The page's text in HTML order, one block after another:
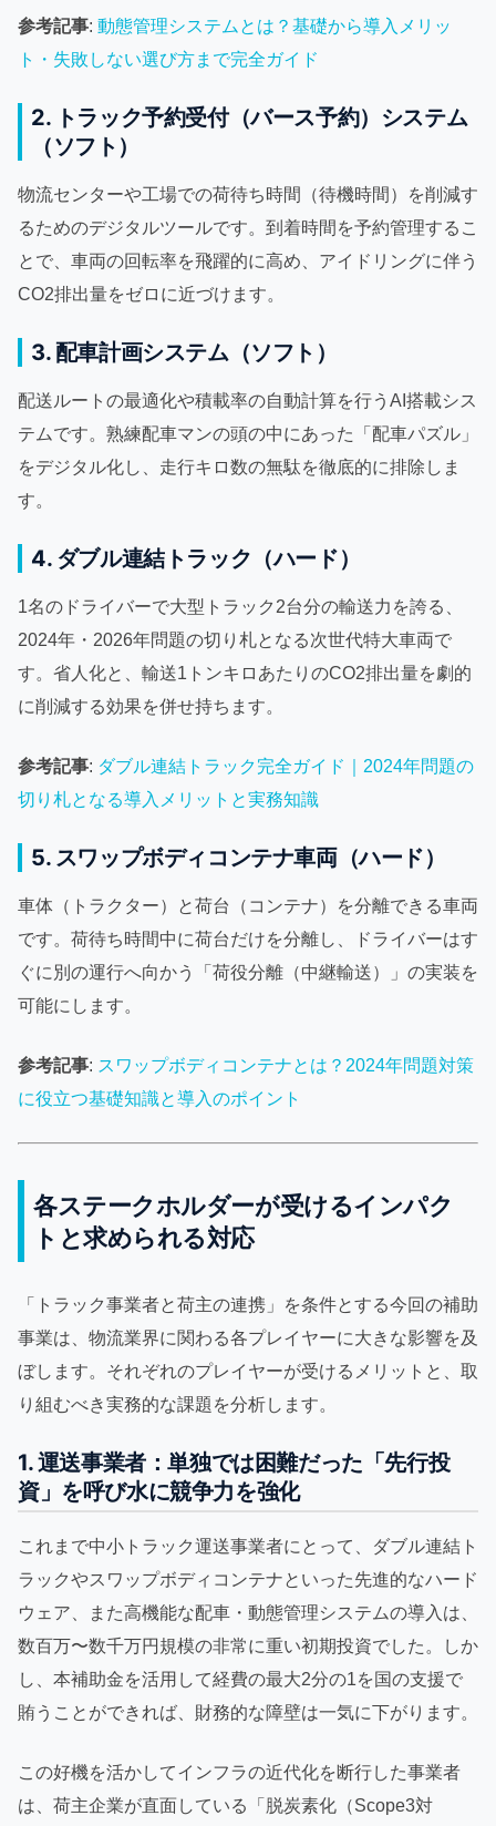
参考記事: 動態管理システムとは？基礎から導入メリッ
ト・失敗しない選び方まで完全ガイド
2. トラック予約受付（バース予約）システム
（ソフト）
物流センターや工場での荷待ち時間（待機時間）を削減す
るためのデジタルツールです。到着時間を予約管理するこ
とで、車両の回転率を飛躍的に高め、アイドリングに伴う
CO2排出量をゼロに近づけます。
3. 配車計画システム（ソフト）
配送ルートの最適化や積載率の自動計算を行うAI搭載シス
テムです。熟練配車マンの頭の中にあった「配車パズル」
をデジタル化し、走行キロ数の無駄を徹底的に排除しま
す。
4. ダブル連結トラック（ハード）
1名のドライバーで大型トラック2台分の輸送力を誇る、
2024年・2026年問題の切り札となる次世代特大車両で
す。省人化と、輸送1トンキロあたりのCO2排出量を劇的
に削減する効果を併せ持ちます。
参考記事: ダブル連結トラック完全ガイド｜2024年問題の
切り札となる導入メリットと実務知識
5. スワップボディコンテナ車両（ハード）
車体（トラクター）と荷台（コンテナ）を分離できる車両
です。荷待ち時間中に荷台だけを分離し、ドライバーはす
ぐに別の運行へ向かう「荷役分離（中継輸送）」の実装を
可能にします。
参考記事: スワップボディコンテナとは？2024年問題対策
に役立つ基礎知識と導入のポイント
各ステークホルダーが受けるインパク
トと求められる対応
「トラック事業者と荷主の連携」を条件とする今回の補助
事業は、物流業界に関わる各プレイヤーに大きな影響を及
ぼします。それぞれのプレイヤーが受けるメリットと、取
り組むべき実務的な課題を分析します。
1. 運送事業者：単独では困難だった「先行投
資」を呼び水に競争力を強化
これまで中小トラック運送事業者にとって、ダブル連結ト
ラックやスワップボディコンテナといった先進的なハード
ウェア、また高機能な配車・動態管理システムの導入は、
数百万〜数千万円規模の非常に重い初期投資でした。しか
し、本補助金を活用して経費の最大2分の1を国の支援で
賄うことができれば、財務的な障壁は一気に下がります。
この好機を活かしてインフラの近代化を断行した事業者
は、荷主企業が直面している「脱炭素化（Scope3対